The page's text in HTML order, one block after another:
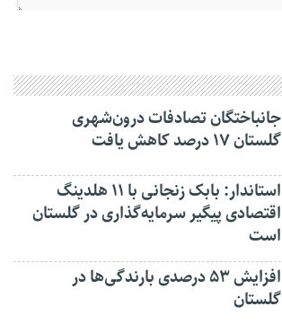
جانباختگان تصادفات درون‌شهری
گلستان ۱۷ درصد کاهش یافت
استاندار: بابک زنجانی با ۱۱ هلدینگ
اقتصادی پیگیر سرمایه‌گذاری در گلستان
است
افزایش ۵۳ درصدی بارندگی‌ها در
گلستان